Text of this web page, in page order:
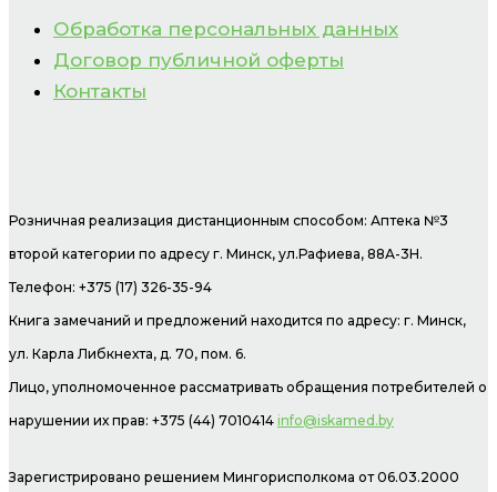
Обработка персональных данных
Договор публичной оферты
Контакты
Розничная реализация дистанционным способом: Аптека №3
второй категории по адресу г. Минск, ул.Рафиева, 88А-3Н.
Телефон: +375 (17) 326-35-94
Книга замечаний и предложений находится по адресу: г. Минск,
ул. Карла Либкнехта, д. 70, пом. 6.
Лицо, уполномоченное рассматривать обращения потребителей о
нарушении их прав: +375 (44) 7010414 info@iskamed.by
Зарегистрировано решением Мингорисполкома от 06.03.2000